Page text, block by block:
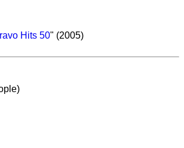
Hits 50" (2005)